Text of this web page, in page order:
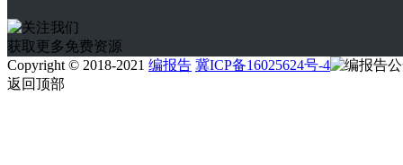
获取更多免费资源
Copyright © 2018-2021 编报告 冀ICP备16025624号-4
返回顶部